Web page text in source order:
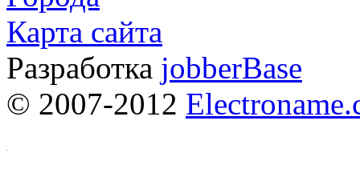
Карта сайта
Разработка jobberBase
© 2007-2012